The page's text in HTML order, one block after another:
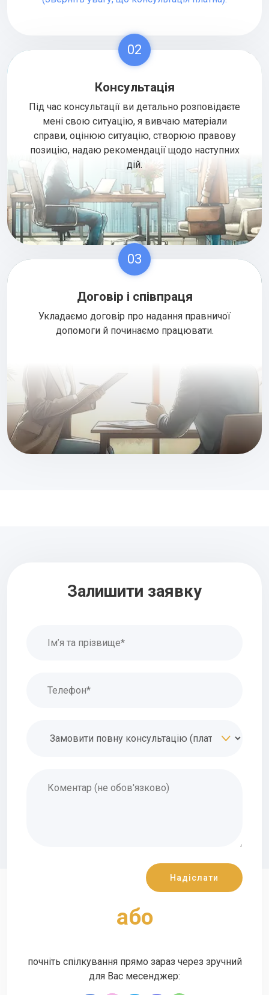
02
Консультація
Під час консультації ви детально розповідаєте
мені свою ситуацію, я вивчаю матеріали
справи, оцінюю ситуацію, створюю правову
позицію, надаю рекомендації щодо наступних
дій.
03
Договір і співпраця
Укладаємо договір про надання правничої
допомоги й починаємо працювати.
Залишити заявку
aбо
почніть спілкування прямо зараз через зручний
для Вас месенджер: